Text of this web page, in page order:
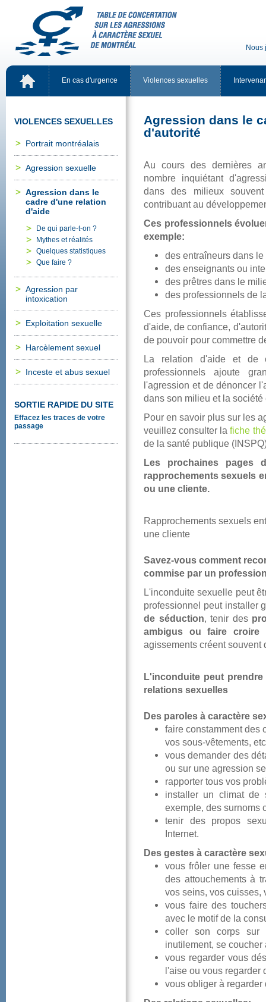
Encasd'urgence Violencessexuelles
VIOLENCESSEXUELLES
Portraitmontréalais
Agressionsexuelle
Agressiondansle
cadred'unerelation
d'aide
Dequiparle-t-on?
Mythesetréalités
Quelquesstatistiques
Quefaire?
Agressionpar
intoxication
Exploitationsexuelle
Harcèlementsexuel
Incesteetabussexuel
SORTIERAPIDEDUSITE
Effacezlestracesdevotre
passage
d'autorité
exemple:
veuillezconsulterla
ouunecliente.
unecliente
Savez-
deséduction,tenirdes
ambigusoufairecroire
relationssexuelles
vossous-
Internet.